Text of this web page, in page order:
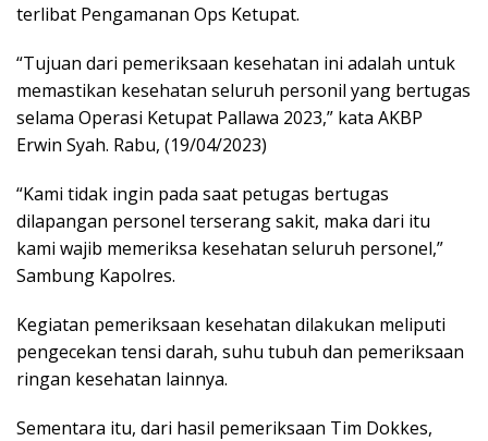
terlibat Pengamanan Ops Ketupat.
“Tujuan dari pemeriksaan kesehatan ini adalah untuk
memastikan kesehatan seluruh personil yang bertugas
selama Operasi Ketupat Pallawa 2023,” kata AKBP
Erwin Syah. Rabu, (19/04/2023)
“Kami tidak ingin pada saat petugas bertugas
dilapangan personel terserang sakit, maka dari itu
kami wajib memeriksa kesehatan seluruh personel,”
Sambung Kapolres.
Kegiatan pemeriksaan kesehatan dilakukan meliputi
pengecekan tensi darah, suhu tubuh dan pemeriksaan
ringan kesehatan lainnya.
Sementara itu, dari hasil pemeriksaan Tim Dokkes,